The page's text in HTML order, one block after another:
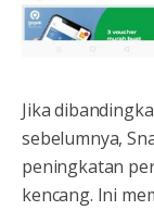
Jika
sebelumnya,
peningkatan
kencang. Ini